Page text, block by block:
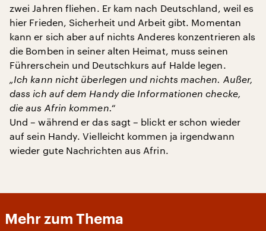
zwei Jahren fliehen. Er kam nach Deutschland, weil es
hier Frieden, Sicherheit und Arbeit gibt. Momentan
kann er sich aber auf nichts Anderes konzentrieren als
die Bomben in seiner alten Heimat, muss seinen
Führerschein und Deutschkurs auf Halde legen.
„Ich kann nicht überlegen und nichts machen. Außer,
dass ich auf dem Handy die Informationen checke,
die aus Afrin kommen.“
Und – während er das sagt – blickt er schon wieder
auf sein Handy. Vielleicht kommen ja irgendwann
wieder gute Nachrichten aus Afrin.
Mehr zum Thema